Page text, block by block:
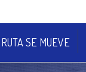
SE MUEVE